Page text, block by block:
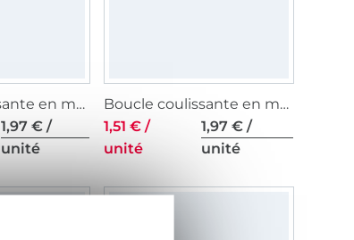
Boucle coulissante en métal, 38 mm, argent
1,97 € /
unité
Boucle coulissante en métal, 40 mm, argenté
1,51 € /
unité
1,97 € /
unité